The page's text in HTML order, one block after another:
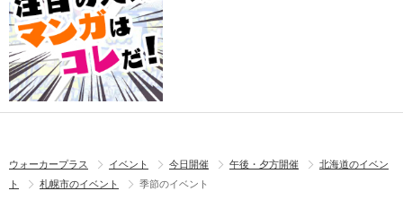
ウォーカープラス イベント 今日開催 午後・夕方開催
北海道のイベン
ト
札幌市のイベント 季節のイベント